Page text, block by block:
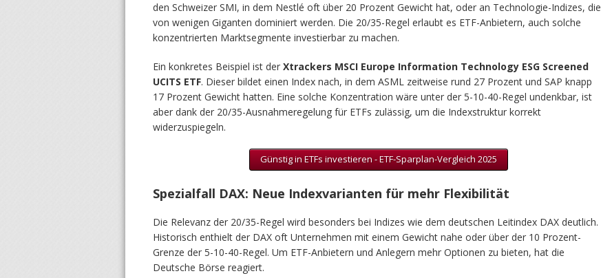
den Schweizer SMI, in dem Nestlé oft über 20 Prozent Gewicht hat, oder an Technologie-Indizes, die
von wenigen Giganten dominiert werden. Die 20/35-Regel erlaubt es ETF-Anbietern, auch solche
konzentrierten Marktsegmente investierbar zu machen.
Ein konkretes Beispiel ist der Xtrackers MSCI Europe Information Technology ESG Screened
UCITS ETF. Dieser bildet einen Index nach, in dem ASML zeitweise rund 27 Prozent und SAP knapp
17 Prozent Gewicht hatten. Eine solche Konzentration wäre unter der 5-10-40-Regel undenkbar, ist
aber dank der 20/35-Ausnahmeregelung für ETFs zulässig, um die Indexstruktur korrekt
widerzuspiegeln.
Günstig in ETFs investieren - ETF-Sparplan-Vergleich 2025
Spezialfall DAX: Neue Indexvarianten für mehr Flexibilität
Die Relevanz der 20/35-Regel wird besonders bei Indizes wie dem deutschen Leitindex DAX deutlich.
Historisch enthielt der DAX oft Unternehmen mit einem Gewicht nahe oder über der 10 Prozent-
Grenze der 5-10-40-Regel. Um ETF-Anbietern und Anlegern mehr Optionen zu bieten, hat die
Deutsche Börse reagiert.